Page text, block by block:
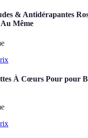
& Antidérapantes
Même
À Cœurs Pour pour